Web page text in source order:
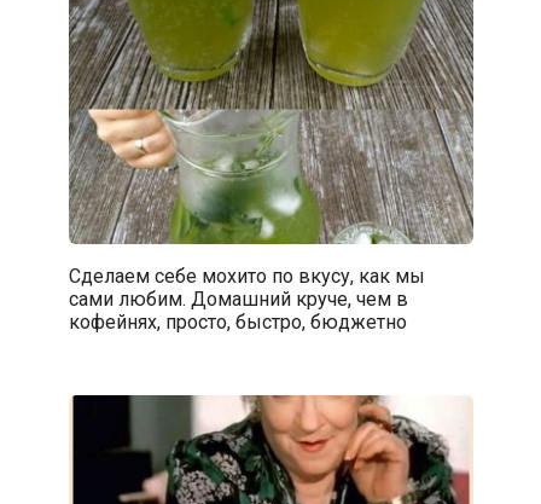
Сделаем себе мохито по вкусу, как мы
сами любим. Домашний круче, чем в
кофейнях, просто, быстро, бюджетно